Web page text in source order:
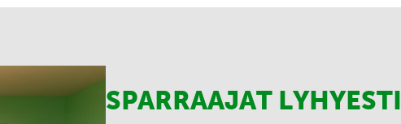
SPARRAAJAT LYHYESTI